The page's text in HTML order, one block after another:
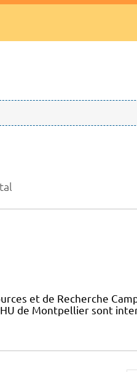
et de Recherche
de Montpellier sont